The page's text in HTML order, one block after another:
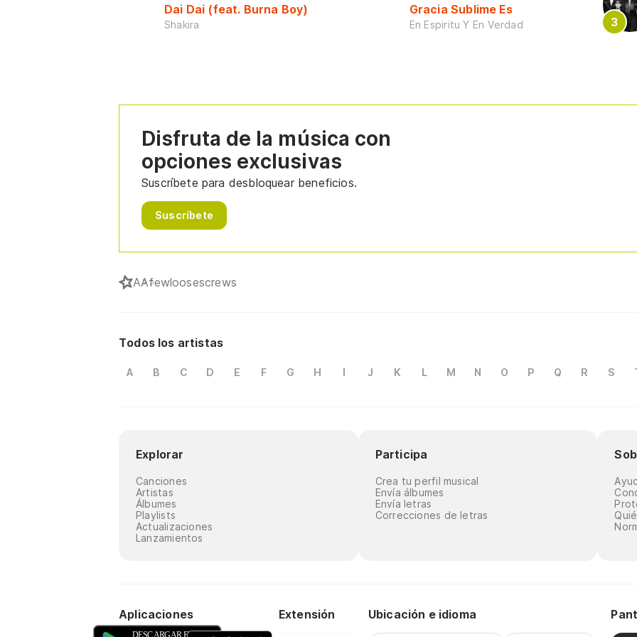
Dai Dai (feat. Burna Boy)
Shakira
Gracia Sublime Es
En Espiritu Y En Verdad
Disfruta de la música con
opciones exclusivas
Suscríbete para desbloquear beneficios.
Suscríbete
AAfewloosescrews
Todos los artistas
A B C D E F G H I J K L M N O P Q R S
Explorar
Canciones
Artistas
Álbumes
Playlists
Actualizaciones
Lanzamientos
Participa
Crea tu perfil musical
Envía álbumes
Envía letras
Correcciones de letras
Aplicaciones Extensión Ubicación e idioma